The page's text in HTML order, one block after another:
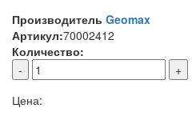
Производитель Geomax
Артикул:70002412
Количество:
-
+
Цена: